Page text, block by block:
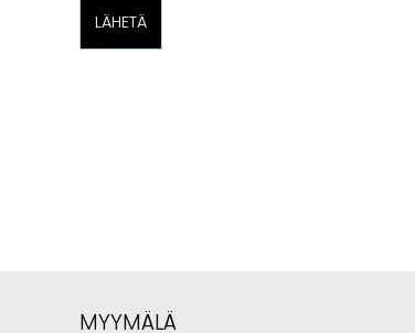
MYYMÄLÄ